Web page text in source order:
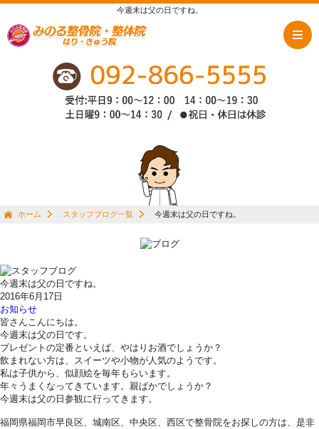
今週末は父の日ですね。
ホーム スタッフブログ一覧 今週末は父の日ですね。
今週末は父の日ですね。
2016年6月17日
お知らせ
皆さんこんにちは。
今週末は父の日です。
プレゼントの定番といえば、やはりお酒でしょうか？
飲まれない方は、スイーツや小物が人気のようです。
私は子供から、似顔絵を毎年もらいます。
年々うまくなってきています。親ばかでしょうか？
今週末は父の日参観に行ってきます。
福岡県福岡市早良区、城南区、中央区、西区で整骨院をお探しの方は、是非